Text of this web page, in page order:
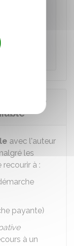
afin de
maire
des
faire une
avec l'auteur
les
à :
payante)
à un